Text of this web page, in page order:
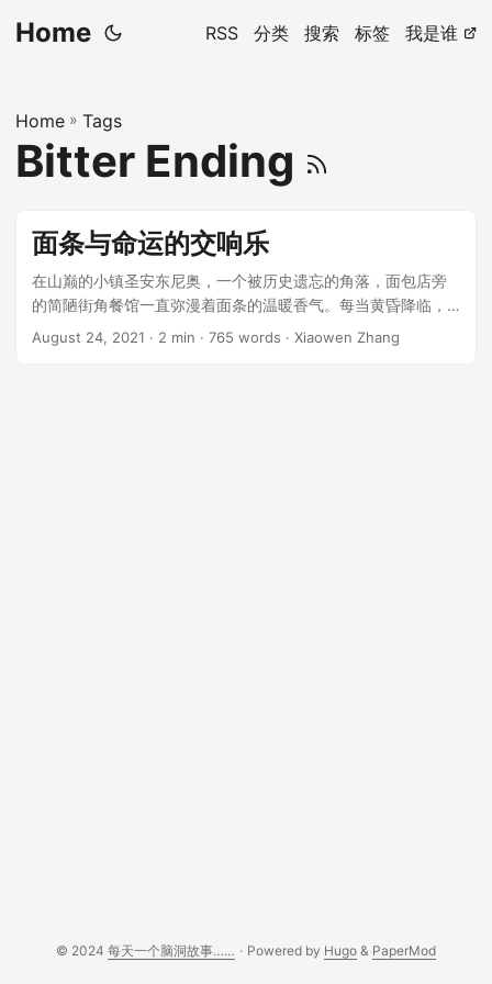
Home RSS 分类 搜索 标签 我是谁
Home » Tags
Bitter Ending
面条与命运的交响乐
在山巅的小镇圣安东尼奥，一个被历史遗忘的角落，面包店旁
的简陋街角餐馆一直弥漫着面条的温暖香气。每当黄昏降临，
阿莫多大叔便开始在店前慢悠悠地升起小灯，招呼着那些习惯
August 24, 2021 · 2 min · 765 words · Xiaowen Zhang
© 2024 每天一个脑洞故事…… · Powered by Hugo & PaperMod